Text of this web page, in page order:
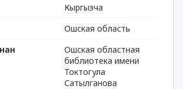
Кыргызча
Ошская область
Ошская областная
библиотека имени
Токтогула
Сатылганова